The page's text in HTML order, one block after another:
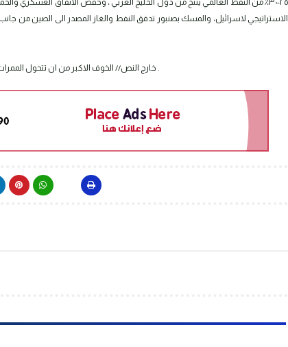
٢٥-٣٠٪؜ من النفط العالمي ينتج من دول الخليج العربي ، وخفض الانفاق العسكري
الاستراتيجي لاسرائيل، والمسك بصنبور تدفق النفط والغاز المصدر الى الصين من
خارج النص// الخوف الاكبر من ان تتحول الممرات المائية الى نقاط خنق استراتيجية توصلنا لحافة الانفجار الاستراتيجي العالمي .